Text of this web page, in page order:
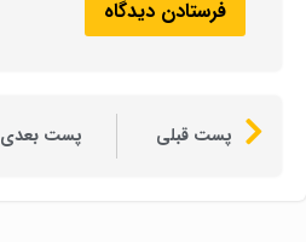
پست قبلی پست بعدی